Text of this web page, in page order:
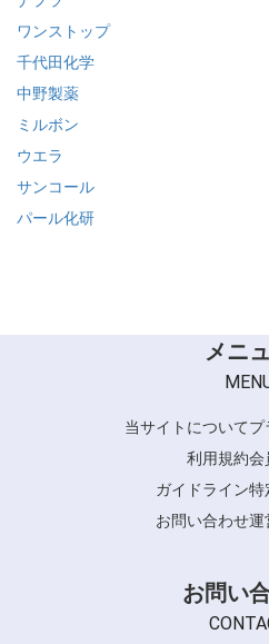
COSME CURL
COSME CREAM
QUOLINE
N. シリーズ
CARETECT HB シリーズ
ECORTE シリーズ
ut-et
ワンストップ
ビカク
千代田化学
EUREKAシリーズ
中野製薬
CURLX
MARCCONTI
ミルボン
PERSOCIA LIVENOBLE
PREJUME シリーズ
ウエラ
Fede
STYLEFORM／WELLA STRATE
サンコール
R-21
パール化研
メニ
当サイトについてプ
利用規約会
ガイドライン特
お問い合わせ運
お問い